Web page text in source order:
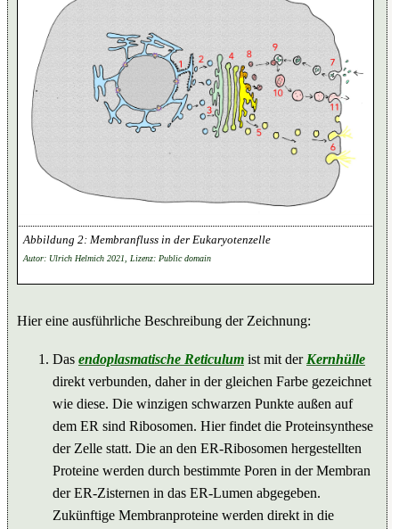
Membranfluss in der Eukaryotenzelle
Autor: Ulrich Helmich 2021, Lizenz: Public domain
Hier eine ausführliche Beschreibung der Zeichnung:
Das endoplasmatische Reticulum ist mit der Kernhülle
direkt verbunden, daher in der gleichen Farbe gezeichnet
wie diese. Die winzigen schwarzen Punkte außen auf
dem ER sind Ribosomen. Hier findet die Proteinsynthese
der Zelle statt. Die an den ER-Ribosomen hergestellten
Proteine werden durch bestimmte Poren in der Membran
der ER-Zisternen in das ER-Lumen abgegeben.
Zukünftige Membranproteine werden direkt in die